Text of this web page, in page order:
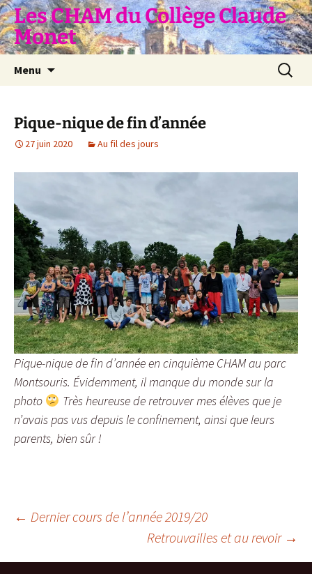
Aller
au
contenu
Les CHAM du Collège Claude
Monet
Menu
Pique-nique de fin d’année
27 juin 2020 Au fil des jours
Pique-nique de fin d’année en cinquième CHAM au parc
Montsouris. Évidemment, il manque du monde sur la
photo
Très heureuse de retrouver mes élèves que je
n’avais pas vus depuis le confinement, ainsi que leurs
parents, bien sûr !
Navigation
← Dernier cours de l’année 2019/20
Retrouvailles et au revoir →